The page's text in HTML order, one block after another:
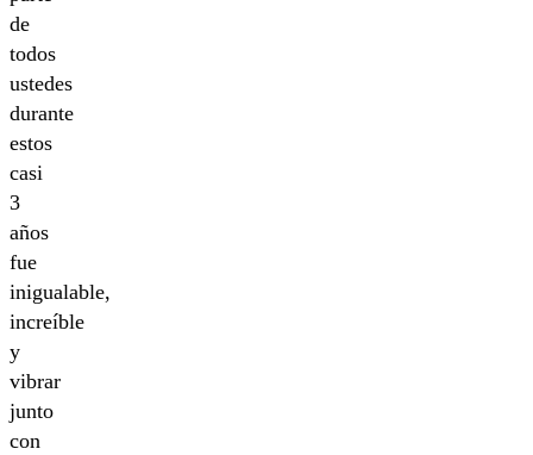
de
todos
ustedes
durante
estos
casi
3
años
fue
inigualable,
increíble
y
vibrar
junto
con